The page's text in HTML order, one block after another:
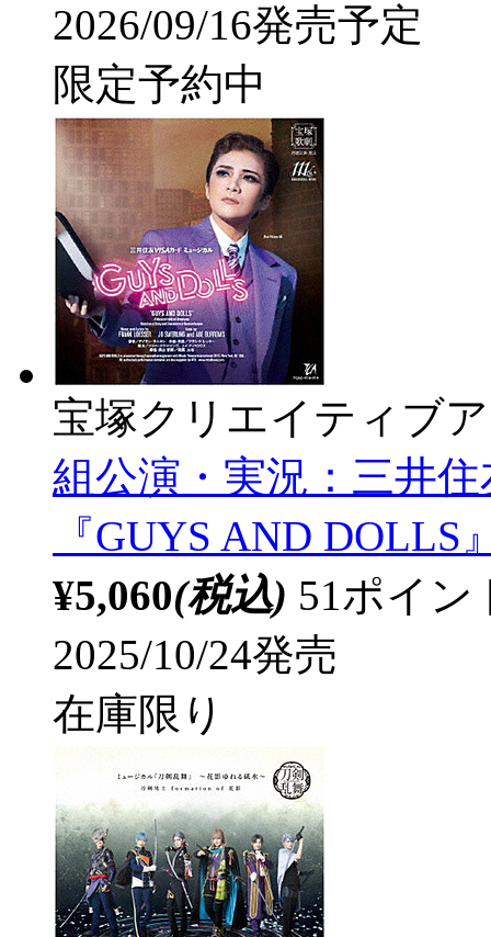
2026/09/16発売予定
限定予約中
宝塚クリエイティブ
組公演・実況：三井
『GUYS AND DOLLS
¥5,060(税込) 51ポイ
2025/10/24発売
在庫限り